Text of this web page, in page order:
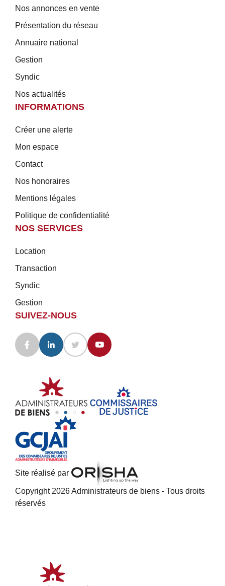
Nos annonces en vente
Présentation du réseau
Annuaire national
Gestion
Syndic
Nos actualités
INFORMATIONS
Créer une alerte
Mon espace
Contact
Nos honoraires
Mentions légales
Politique de confidentialité
NOS SERVICES
Location
Transaction
Syndic
Gestion
SUIVEZ-NOUS
Site réalisé par
Copyright 2026 Administrateurs de biens - Tous droits
réservés